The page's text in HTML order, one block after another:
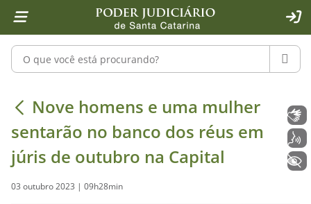
1 Ir para o conteúdo
2 Ir para a ferramenta de acessibilidade - Rybená
4 Ir para o menu principal
5 Ir para a pesquisa
6 Ir para o rodapé
7 Ir para a página inicial
Pesquisar no portal
Nove homens e uma mulher
Nove homens e uma mulher
sentarão no banco dos réus em
júris de outubro na Capital
03 outubro 2023 | 09h28min
Libras
Voz
+ Acessibilidade